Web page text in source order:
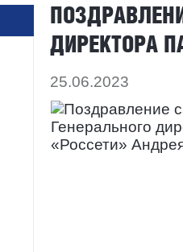
ДИРЕКТОРА
25.06.2023